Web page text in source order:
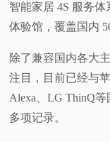
智能家居 4S 服务体
体验馆，覆盖国内
除了兼容国内各大
注目，目前已经与
Alexa、LG ThinQ
多项记录。